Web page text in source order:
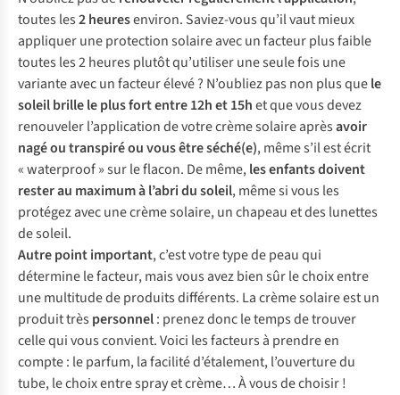
toutes les2 heuresenviron. Saviez-vous qu’il vaut mieux
appliquer une protection solaire avec un facteur plus faible
toutes les 2 heures plutôt qu’utiliser une seule fois une
variante avec un facteur élevé ? N’oubliez pas non plus quele
soleil brille le plus fort entre 12h et 15het que vous devez
renouveler l’application de votre crème solaire aprèsavoir
nagé ou transpiré ou vous être séché(e), même s’il est écrit
« waterproof » sur le flacon. De même,les enfants doivent
rester au maximum à l’abri du soleil, même si vous les
protégez avec une crème solaire, un chapeau et des lunettes
de soleil.
Autre point important, c’est votre type de peau qui
détermine le facteur, mais vous avez bien sûr le choix entre
une multitude de produits différents. La crème solaire est un
produit très personnel: prenez donc le temps de trouver
celle qui vous convient. Voici les facteurs à prendre en
compte : le parfum, la facilité d’étalement, l’ouverture du
tube, le choix entre spray et crème… À vous de choisir !